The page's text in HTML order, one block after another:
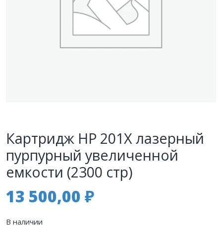
Картридж HP 201X лазерный
пурпурный увеличенной
емкости (2300 стр)
13 500,00 ₽
В наличии